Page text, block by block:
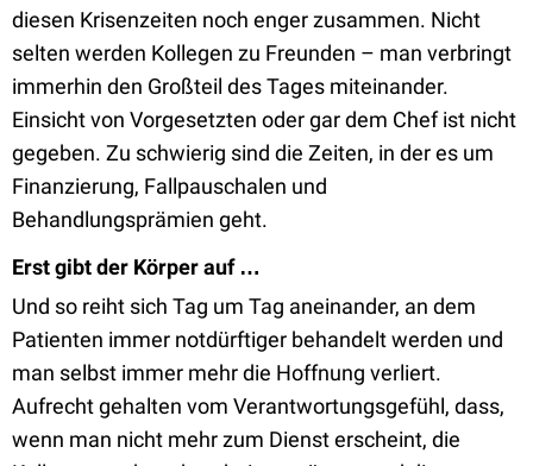
diesen Krisenzeiten noch enger zusammen. Nicht
selten werden Kollegen zu Freunden – man verbringt
immerhin den Großteil des Tages miteinander.
Einsicht von Vorgesetzten oder gar dem Chef ist nicht
gegeben. Zu schwierig sind die Zeiten, in der es um
Finanzierung, Fallpauschalen und
Behandlungsprämien geht.
Erst gibt der Körper auf …
Und so reiht sich Tag um Tag aneinander, an dem
Patienten immer notdürftiger behandelt werden und
man selbst immer mehr die Hoffnung verliert.
Aufrecht gehalten vom Verantwortungsgefühl, dass,
wenn man nicht mehr zum Dienst erscheint, die